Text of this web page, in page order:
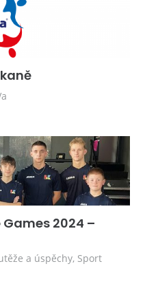
2024 –
a úspěchy, Sport